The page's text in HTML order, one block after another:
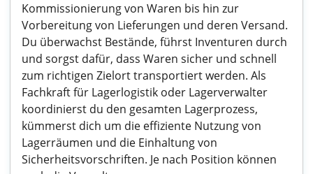
Kommissionierung von Waren bis hin zur
Vorbereitung von Lieferungen und deren Versand.
Du überwachst Bestände, führst Inventuren durch
und sorgst dafür, dass Waren sicher und schnell
zum richtigen Zielort transportiert werden. Als
Fachkraft für Lagerlogistik oder Lagerverwalter
koordinierst du den gesamten Lagerprozess,
kümmerst dich um die effiziente Nutzung von
Lagerräumen und die Einhaltung von
Sicherheitsvorschriften. Je nach Position können